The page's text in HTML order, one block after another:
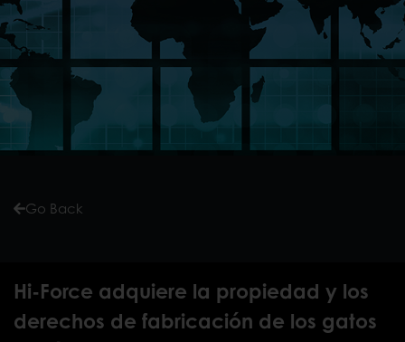
Go Back
Hi-Force adquiere la propiedad y los
derechos de fabricación de los gatos